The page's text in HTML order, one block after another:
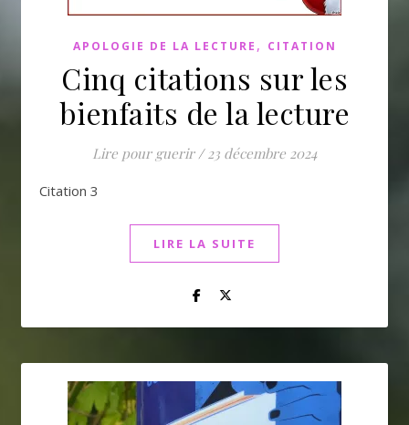
APOLOGIE DE LA LECTURE , CITATION
Cinq citations sur les
bienfaits de la lecture
Lire pour guerir / 23 décembre 2024
Citation 3
LIRE LA SUITE